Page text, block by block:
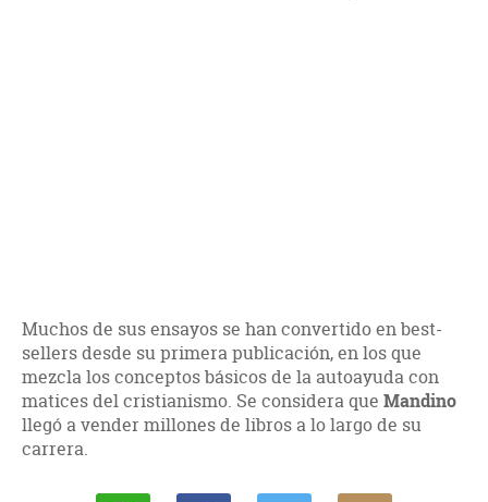
Muchos de sus ensayos se han convertido en best-
sellers desde su primera publicación, en los que
mezcla los conceptos básicos de la autoayuda con
matices del cristianismo. Se considera que Mandino
llegó a vender millones de libros a lo largo de su
carrera.